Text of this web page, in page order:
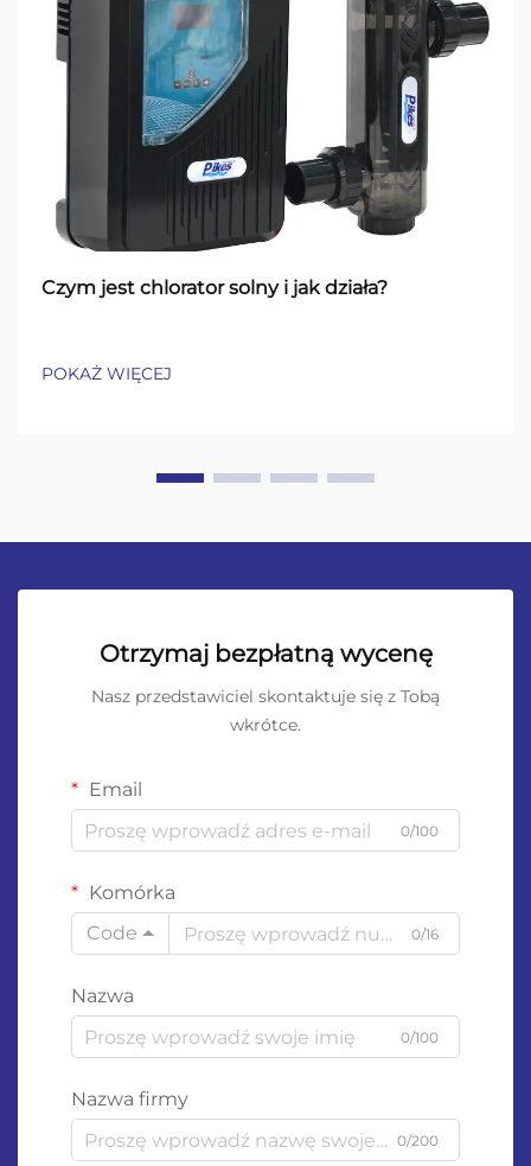
Czym jest chlorator solny i jak działa?
POKAŻ WIĘCEJ
Otrzymaj bezpłatną wycenę
Nasz przedstawiciel skontaktuje się z Tobą
wkrótce.
Email
0/100
Komórka
Code
0/16
Nazwa
0/100
Nazwa firmy
0/200